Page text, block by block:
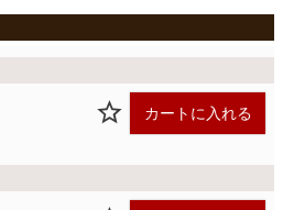
必
須
)
カートに入れる